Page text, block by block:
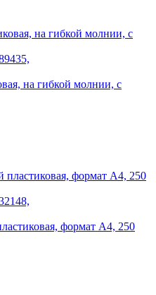
на гибкой молнии, с
формат А4, 250